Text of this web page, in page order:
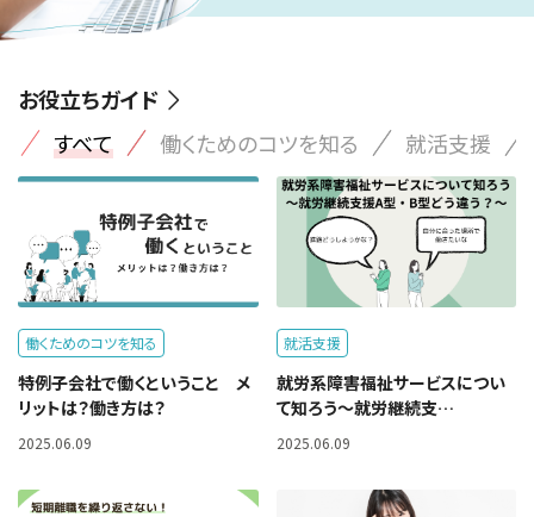
お役立ちガイド
すべて
働くためのコツを知る 就活支援
働くためのコツを知る
特例子会社で働くということ メ
リットは？働き方は？
2025.06.09
就活支援
就労系障害福祉サービスについ
て知ろう～就労継続支…
2025.06.09